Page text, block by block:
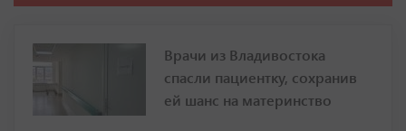
Врачи из Владивостока
спасли пациентку, сохранив
ей шанс на материнство